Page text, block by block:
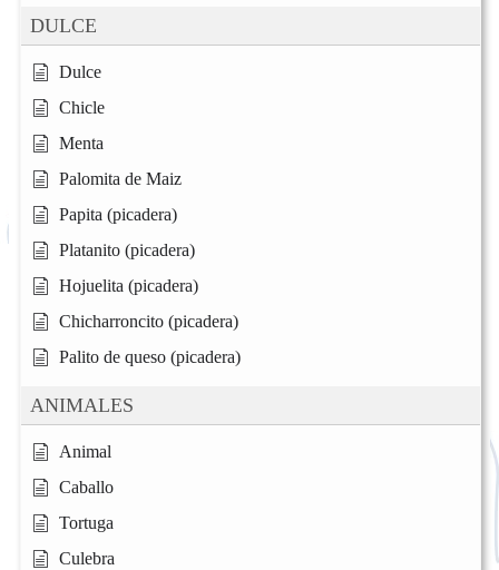
DULCE
Dulce
Chicle
Menta
Palomita de Maiz
Papita (picadera)
Platanito (picadera)
Hojuelita (picadera)
Chicharroncito (picadera)
Palito de queso (picadera)
ANIMALES
Animal
Caballo
Tortuga
Culebra